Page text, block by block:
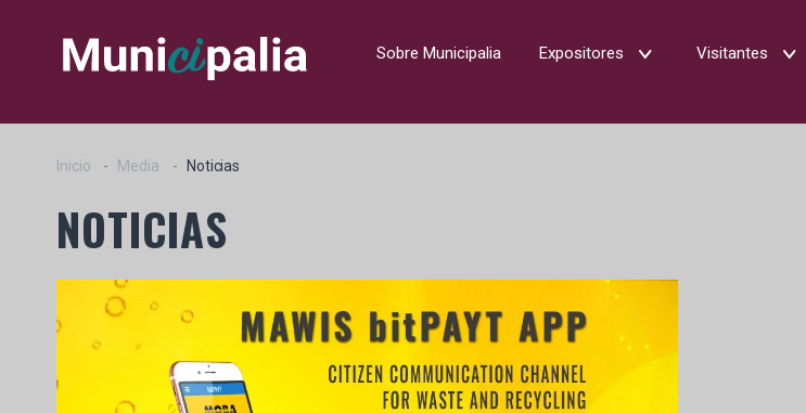
Sobre Municipalia Expositores Visitantes
Inicio Media Noticias
NOTICIAS